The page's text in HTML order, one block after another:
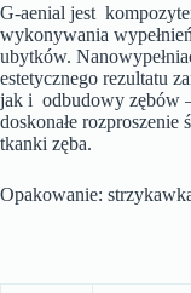
G-aenial jest
wykonywania
ubytków.
estetycznego rezultatu
jak i odbudowy zębów
doskonałe rozproszenie
tkanki zęba.
Opakowanie: